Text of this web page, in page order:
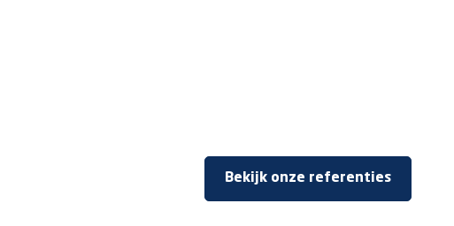
Bekijk onze referenties